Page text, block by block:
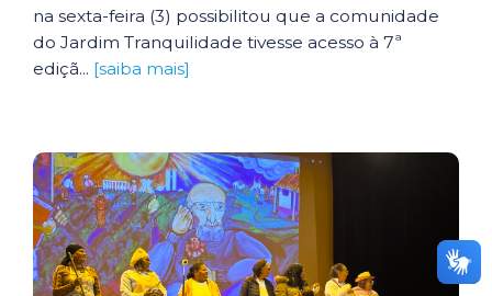
na sexta-feira (3) possibilitou que a comunidade
do Jardim Tranquilidade tivesse acesso à 7ª
ediçã... [saiba mais]